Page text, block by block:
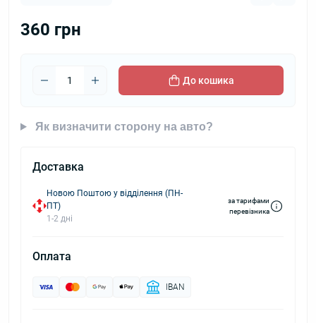
360 грн
До кошика
Як визначити сторону на авто?
Доставка
Новою Поштою у відділення (ПН-
ПТ)
1-2 дні
за тарифами
перевізника
Оплата
IBAN